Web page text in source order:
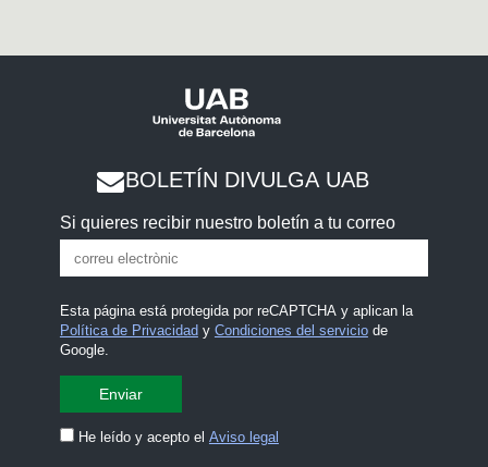
BOLETÍN DIVULGA UAB
Si quieres recibir nuestro boletín a tu correo
Esta página está protegida por reCAPTCHA y aplican la
Política de Privacidad y Condiciones del serviciode
Google.
He leído y acepto el Aviso legal